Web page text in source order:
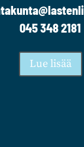
045 348 2181
Lue lisää